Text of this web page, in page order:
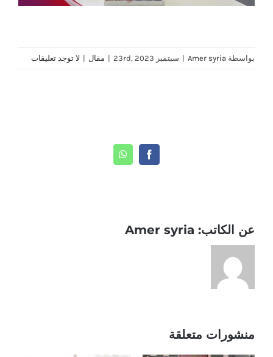
بواسطة Amer syria
| سبتمبر 23rd, 2023 | مقال | لا توجد تعليقات
Facebook
WhatsApp
عن الكاتب: Amer syria
منشورات متعلقة